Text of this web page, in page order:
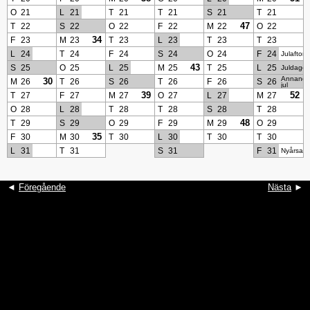
O 21 L 21 T 21 T 21 S 21 T
21
T
22 S 22 O 22 F 22 M 22 47 O 22
F
23 M 23 34 T 23 L 23 T 23 T
23
L
24 T 24 F 24 S 24 O 24 F 24 Julafton
S 25 O 25 L 25 M 25 43 T 25 L 25 Juldagen
M 26 30 T 26 S 26 T 26 F 26 S 26
jul
T 27 F 27 M 27 39 O 27 L 27 M 27 52
O 28 L 28 T 28 T 28 S 28 T
28
T
29 S 29 O 29 F 29 M 29 48 O 29
F
30 M 30 35 T 30 L 30 T 30 T
30
L
31 T 31 S 31 F 31
◄ Föregående Nästa►